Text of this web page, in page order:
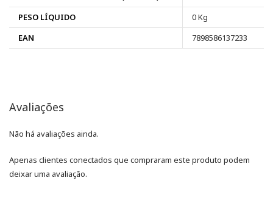
PESO LÍQUIDO
0 Kg
EAN
7898586137233
Avaliações
Não há avaliações ainda.
Apenas clientes conectados que compraram este produto podem
deixar uma avaliação.